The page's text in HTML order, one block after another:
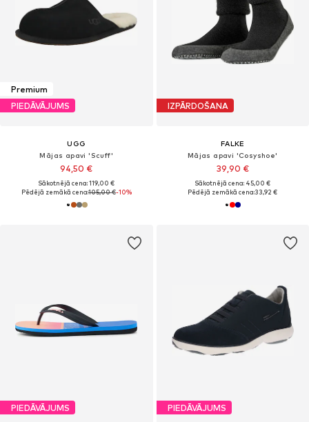
Premium
PIEDĀVĀJUMS
UGG
Mājas apavi 'Scuff'
94,50 €
Sākotnējā cena: 119,00 €
Pēdējā zemākā cena:105,00 €-10%
IZPĀRDOŠANA
FALKE
Mājas apavi 'Cosyshoe'
39,90 €
Sākotnējā cena: 45,00 €
Pēdējā zemākā cena:33,92 €
PIEDĀVĀJUMS PIEDĀVĀJUMS